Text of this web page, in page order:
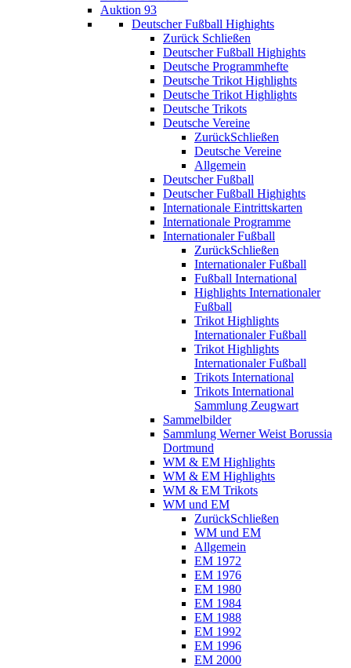
Auktion 93
Deutscher Fußball Highights
Zurück Schließen
Deutscher Fußball Highights
Deutsche Programmhefte
Deutsche Trikot Highlights
Deutsche Trikot Highlights
Deutsche Trikots
Deutsche Vereine
ZurückSchließen
Deutsche Vereine
Allgemein
Deutscher Fußball
Deutscher Fußball Highights
Internationale Eintrittskarten
Internationale Programme
Internationaler Fußball
ZurückSchließen
Internationaler Fußball
Fußball International
Highlights Internationaler
Fußball
Trikot Highlights
Internationaler Fußball
Trikot Highlights
Internationaler Fußball
Trikots International
Trikots International
Sammlung Zeugwart
Sammelbilder
Sammlung Werner Weist Borussia
Dortmund
WM & EM Highlights
WM & EM Highlights
WM & EM Trikots
WM und EM
ZurückSchließen
WM und EM
Allgemein
EM 1972
EM 1976
EM 1980
EM 1984
EM 1988
EM 1992
EM 1996
EM 2000